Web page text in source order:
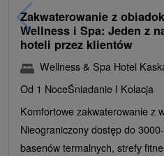
Zakwaterowanie z
Wellness i Spa: Jeden z
hoteli przez klientów
Wellness & Spa Hotel
Od 1 NoceŚniadanie I Kolacja
Komfortowe zakwaterowanie z
Nieograniczony dostęp do
basenów termalnych, strefy